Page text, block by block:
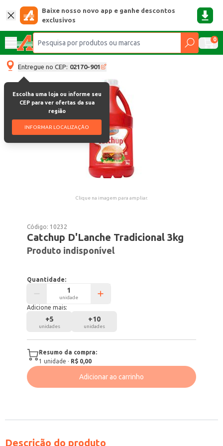
Baixe nosso novo app e ganhe descontos
exclusivos
0
Entregue no CEP: 02170-901
Escolha uma loja ou informe seu
CEP para ver ofertas da sua
região
INFORMAR LOCALIZAÇÃO
Clique na imagem para ampliar.
Código: 10232
Catchup D'Lanche Tradicional 3kg
Produto indisponível
Quantidade:
unidade
Adicione mais:
+5
unidades
+10
unidades
Resumo da compra:
1 unidade · R$ 0,00
Adicionar ao carrinho
Descrição do produto